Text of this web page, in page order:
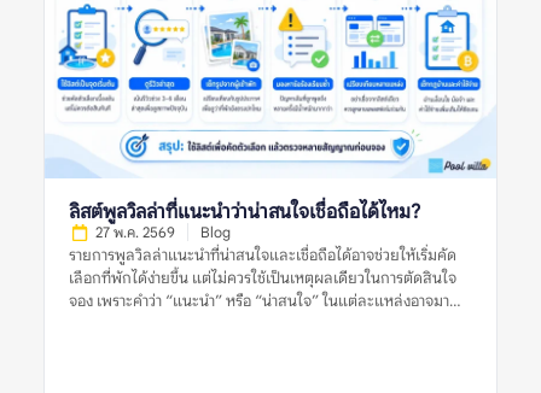
ลิสต์พูลวิลล่าที่แนะนำว่าน่าสนใจเชื่อถือได้ไหม?
27 พ.ค. 2569 Blog
รายการพูลวิลล่าแนะนำที่น่าสนใจและเชื่อถือได้อาจช่วยให้เริ่มคัด
เลือกที่พักได้ง่ายขึ้น แต่ไม่ควรใช้เป็นเหตุผลเดียวในการตัดสินใจ
จอง เพราะคำว่า “แนะนำ” หรือ “น่าสนใจ” ในแต่ละแหล่งอาจมา